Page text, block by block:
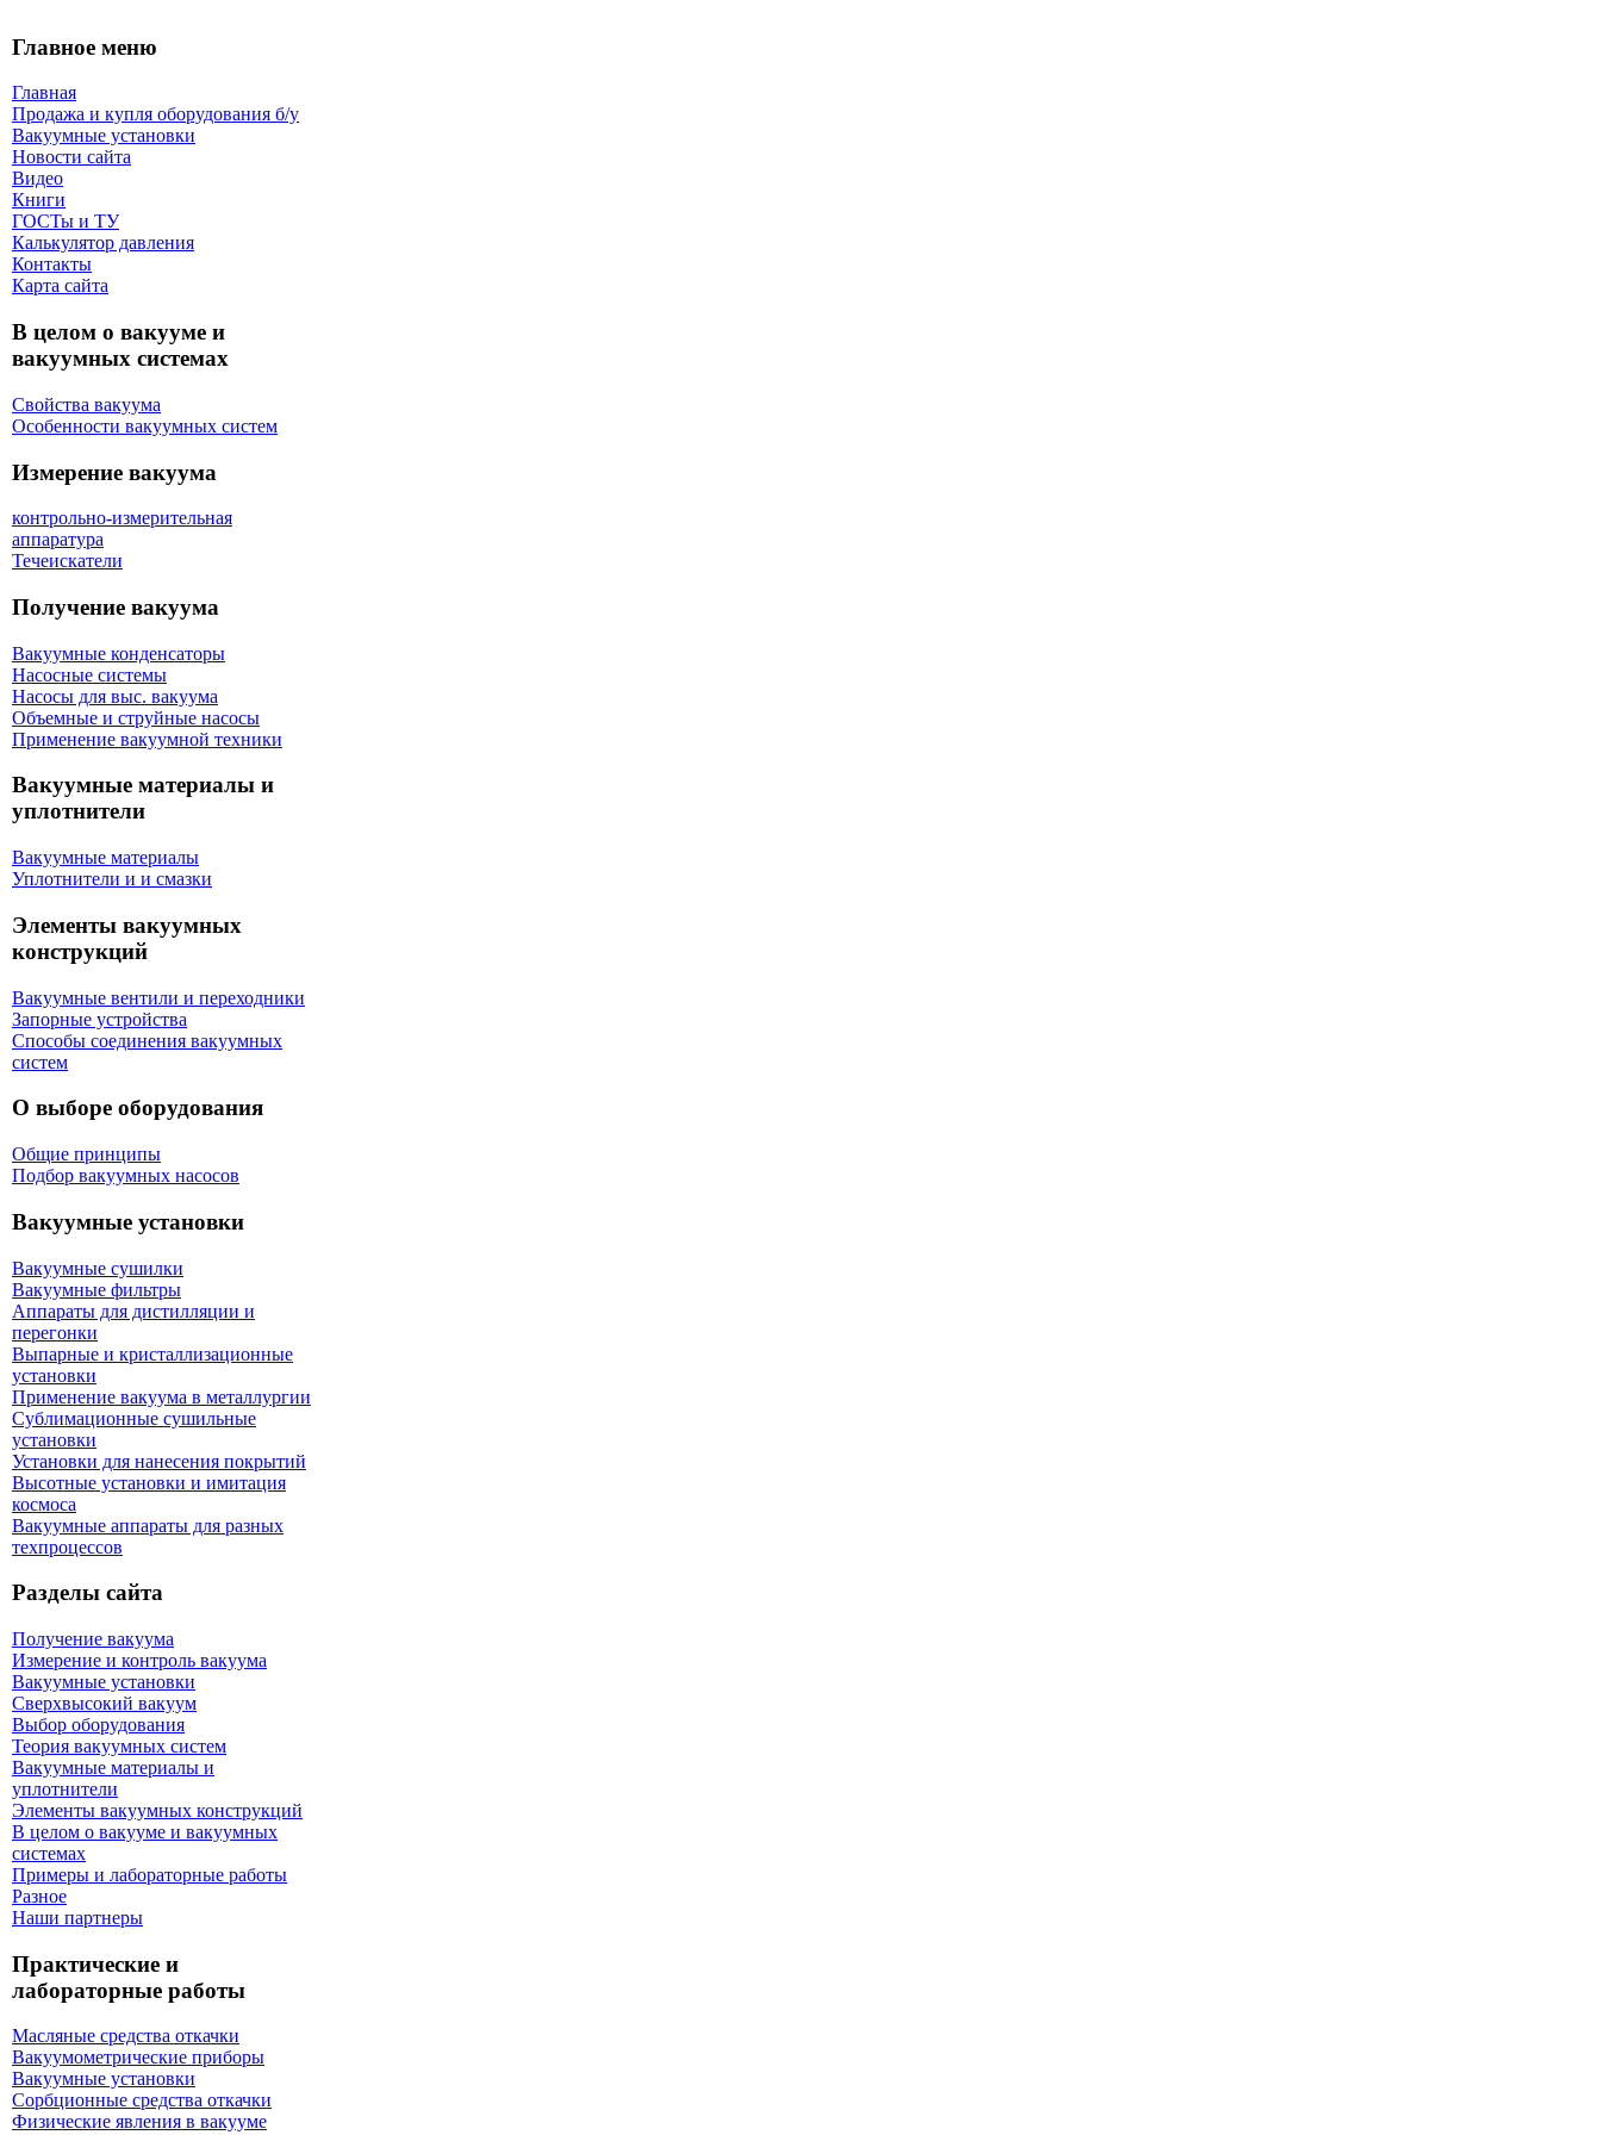
Главное меню
Главная
Продажа и купля оборудования б/y
Вакуумные установки
Новости сайта
Видео
Книги
ГОСТы и ТУ
Калькулятор давления
Контакты
Карта сaйта
В целом о вакууме и
вакуумных системах
Свойства вакуума
Особенности вакуумных систем
Измерение вакуума
контрольно-измерительная
аппаратура
Течеискатели
Получение вакуума
Вакуумные конденсаторы
Насосные системы
Насосы для выс. вакуума
Объемные и струйные насосы
Применение вакуумной техники
Вакуумные материалы и
уплотнители
Вакуумные материалы
Уплотнители и и смазки
Элементы вакуумных
конструкций
Вакуумные вентили и переходники
Запорные устройства
Способы соединения вакуумных
систем
О выборе оборудования
Общие принципы
Подбор вакуумных насосов
Вакуумные установки
Вакуумные сушилки
Вакуумные фильтры
Аппараты для дистилляции и
перегонки
Выпарные и кристаллизационные
установки
Применение вакуума в металлургии
Сублимационные сушильные
установки
Установки для нанесения покрытий
Высотные установки и имитация
космоса
Вакуумные аппараты для разных
техпроцессов
Разделы сайта
Получение вакуума
Измерение и контроль вакуума
Вакуумные установки
Сверхвысокий вакуум
Выбор оборудования
Теория вакуумных систем
Вакуумные материалы и
уплотнители
Элементы вакуумных конструкций
В целом о вакууме и вакуумных
системах
Примеры и лабораторные работы
Разное
Наши партнеры
Практические и
лабораторные работы
Масляные средства откачки
Вакуумометрические приборы
Вакуумные установки
Сорбционные средства откачки
Физические явления в вакууме